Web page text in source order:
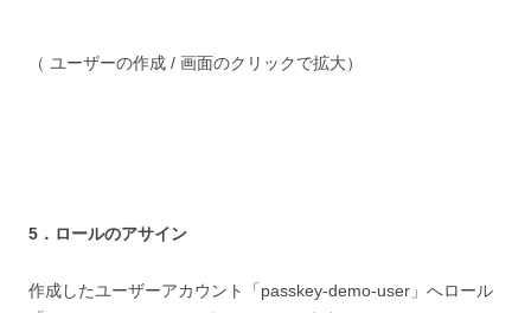
（ ユーザーの作成 / 画面のクリックで拡大）
5．ロールのアサイン
作成したユーザーアカウント「passkey-demo-user」へロール